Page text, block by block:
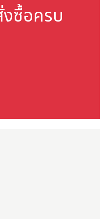
งซื้อครบ